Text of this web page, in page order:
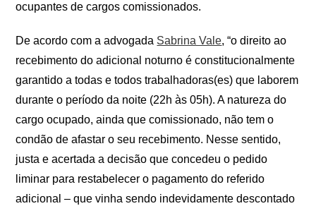
ocupantes de cargos comissionados.
De acordo com a advogada Sabrina Vale, “o direito ao
recebimento do adicional noturno é constitucionalmente
garantido a todas e todos trabalhadoras(es) que laborem
durante o período da noite (22h às 05h). A natureza do
cargo ocupado, ainda que comissionado, não tem o
condão de afastar o seu recebimento. Nesse sentido,
justa e acertada a decisão que concedeu o pedido
liminar para restabelecer o pagamento do referido
adicional – que vinha sendo indevidamente descontado